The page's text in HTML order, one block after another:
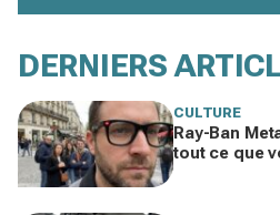
DERNIERS
CULTURE
Ray-Ban
tout ce que